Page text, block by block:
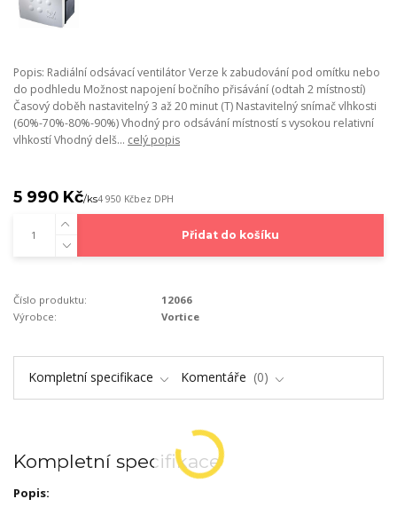
Popis: Radiální odsávací ventilátor Verze k zabudování pod omítku nebo
do podhledu Možnost napojení bočního přisávání (odtah 2 místností)
Časový doběh nastavitelný 3 až 20 minut (T) Nastavitelný snímač vlhkosti
(60%-70%-80%-90%) Vhodný pro odsávání místností s vysokou relativní
vlhkostí Vhodný delš... celý popis
5 990 Kč/ks4 950 Kčbez DPH
Přidat do košíku
Číslo produktu:
12066
Výrobce:
Vortice
Kompletní specifikace Komentáře 0
Kompletní specifikace
Popis: